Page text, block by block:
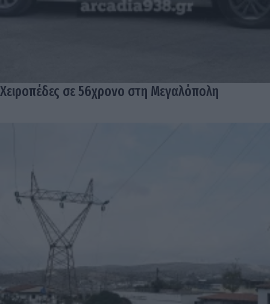
Χειροπέδες σε 56χρονο στη Μεγαλόπολη